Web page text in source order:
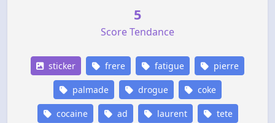
5
Score Tendance
sticker frere fatigue pierre
palmade drogue coke
cocaine ad laurent tete